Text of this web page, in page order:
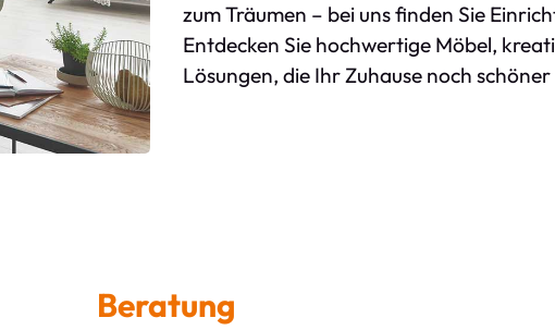
zum Träumen – bei uns finden Sie
Entdecken Sie hochwertige Möbel,
Lösungen, die Ihr Zuhause noch
Beratung